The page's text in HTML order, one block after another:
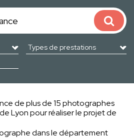
de plus de 15 photographes
Lyon pour réaliser le projet de
dans le département